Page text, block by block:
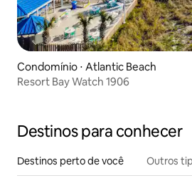
Condomínio ⋅ Atlantic Beach
Resort Bay Watch 1906
Destinos para conhecer
Destinos perto de você Outros